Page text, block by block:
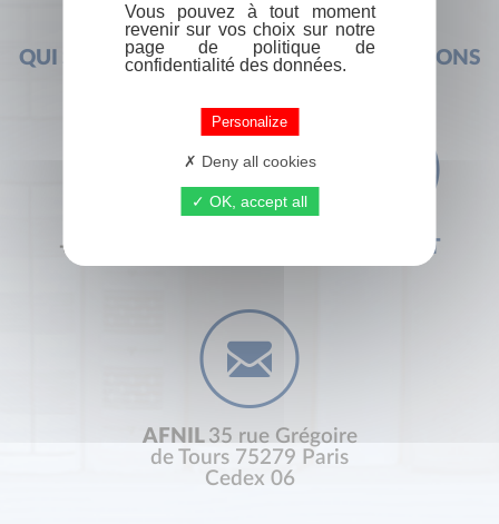
QUI SOMMES-NOUS ? FOIRE AUX QUESTIONS
+33 (0) 1 44 41 29 19 CONTACT
AFNIL 35 rue Grégoire
de Tours 75279 Paris
Cedex 06
Vous pouvez à tout moment
revenir sur vos choix sur notre
page de politique de
confidentialité des données.
Personalize
Deny all cookies
OK, accept all